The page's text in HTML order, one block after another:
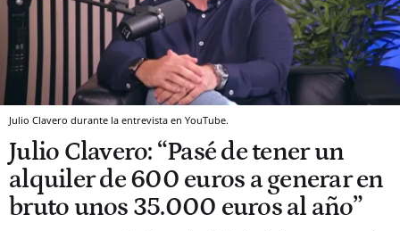
Julio Clavero durante la entrevista en YouTube.
Julio Clavero: “Pasé de tener un
alquiler de 600 euros a generar en
bruto unos 35.000 euros al año”